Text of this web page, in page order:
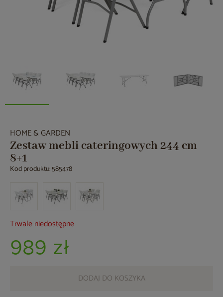
HOME & GARDEN
Zestaw mebli cateringowych 244 cm
8+1
Kod produktu: 585478
Trwale niedostępne
989 zł
DODAJ DO KOSZYKA